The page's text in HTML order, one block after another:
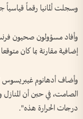
وسجلت ألمانيا رقماً قياسياً
وأفاد مسؤولون صحيون
إضافية مقارنة بما كان
وأضاف أدهانوم غيبريسوس
الصامت، في حين أن المنازل
درجات الحرارة هذه".